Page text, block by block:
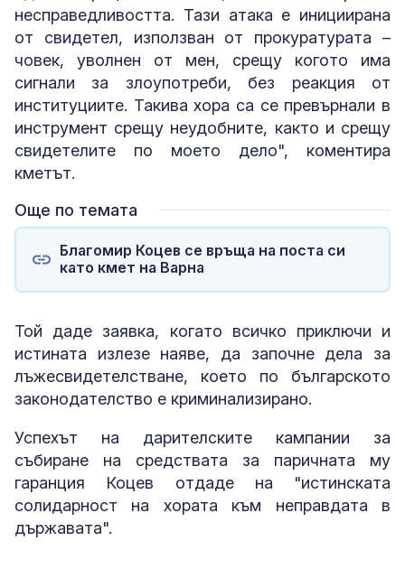
несправедливостта. Тази атака е инициирана
от свидетел, използван от прокуратурата –
човек, уволнен от мен, срещу когото има
сигнали за злоупотреби, без реакция от
институциите. Такива хора са се превърнали в
инструмент срещу неудобните, както и срещу
свидетелите по моето дело", коментира
кметът.
Още по темата
Благомир Коцев се връща на поста си
като кмет на Варна
Той даде заявка, когато всичко приключи и
истината излезе наяве, да започне дела за
лъжесвидетелстване, което по българското
законодателство е криминализирано.
Успехът на дарителските кампании за
събиране на средствата за паричната му
гаранция Коцев отдаде на "истинската
солидарност на хората към неправдата в
държавата".